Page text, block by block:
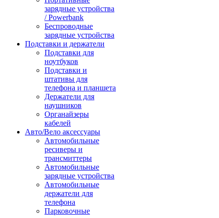
зарядные устройства
/ Powerbank
Беспроводные
зарядные устройства
Подставки и держатели
Подставки для
ноутбуков
Подставки и
штативы для
телефона и планшета
Держатели для
наушников
Органайзеры
кабелей
Авто/Вело аксессуары
Автомобильные
ресиверы и
трансмиттеры
Автомобильные
зарядные устройства
Автомобильные
держатели для
телефона
Парковочные